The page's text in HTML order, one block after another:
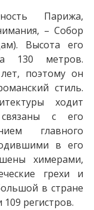
Парижа,
– Собор
Высота его
130 метров.
поэтому он
стиль.
ходит
с его
главного
в его
химерами,
грехи и
в стране
регистров.